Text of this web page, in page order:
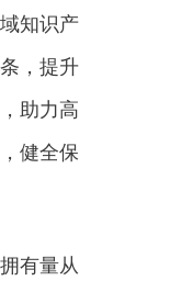
知识产
，提升
助力高
健全保
有量从